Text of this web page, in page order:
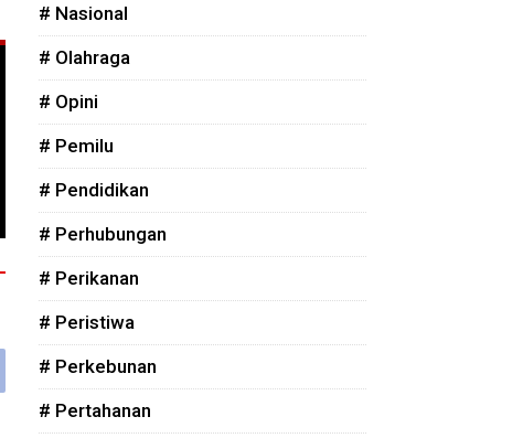
# Nasional
# Olahraga
# Opini
# Pemilu
# Pendidikan
# Perhubungan
# Perikanan
# Peristiwa
# Perkebunan
# Pertahanan